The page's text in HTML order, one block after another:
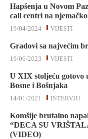
Hapšenja u Novom
call centri na
VIJESTI
19/04/2024
Gradovi sa najvećim
VIJESTI
19/06/2023
U XIX stoljeću gotovo
Bosne i Bošnjaka
INTERVJU
14/01/2021
Komšije brutalno
“DECA SU
(VIDEO)